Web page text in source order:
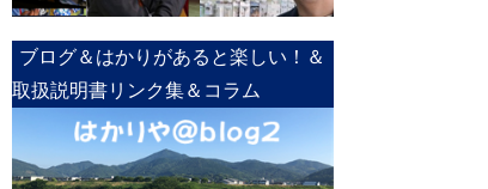
ブログ＆はかりがあると楽しい！＆
取扱説明書リンク集＆コラム